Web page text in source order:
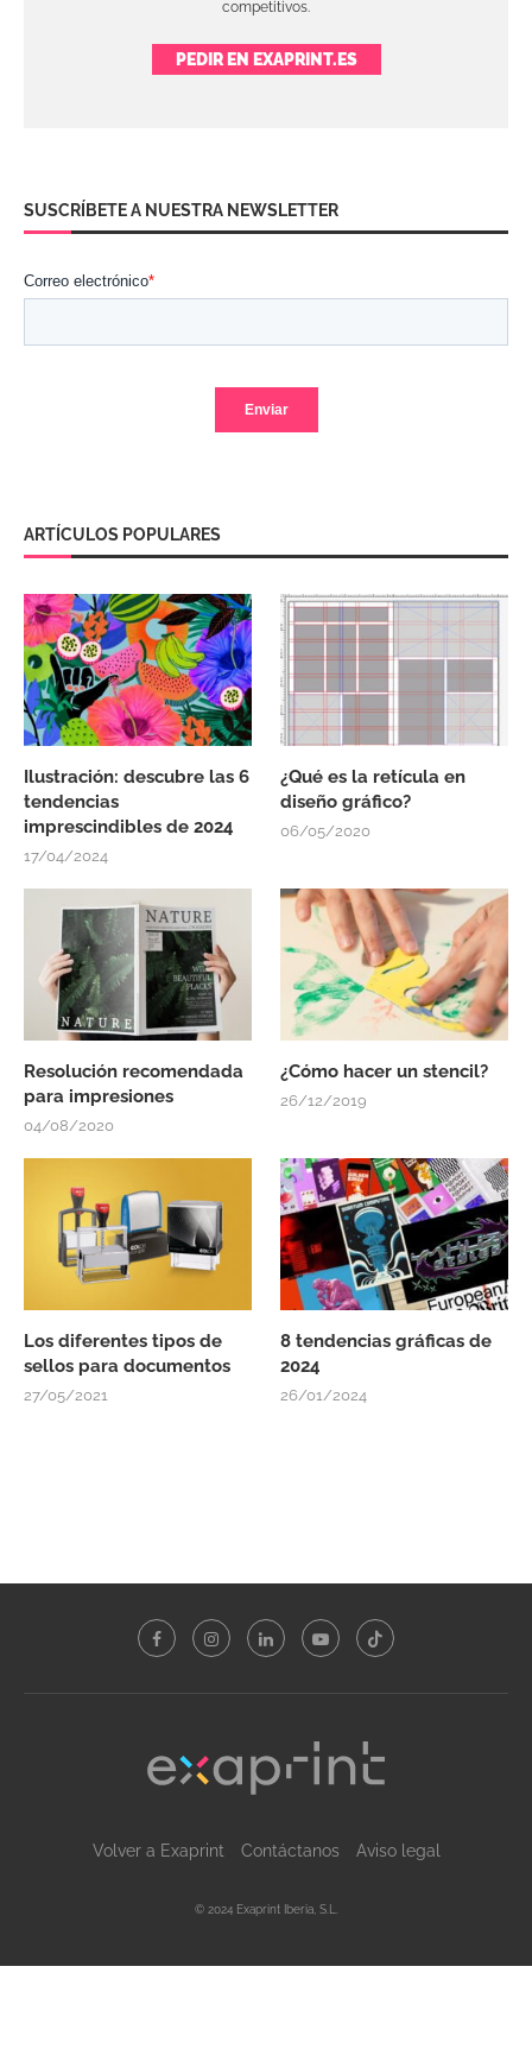
competitivos.
PEDIR EN EXAPRINT.ES
SUSCRÍBETE A NUESTRA NEWSLETTER
ARTÍCULOS POPULARES
Ilustración: descubre las 6
tendencias
imprescindibles de 2024
17/04/2024
¿Qué es la retícula en
diseño gráfico?
06/05/2020
Resolución recomendada
para impresiones
04/08/2020
¿Cómo hacer un stencil?
26/12/2019
Los diferentes tipos de
sellos para documentos
27/05/2021
8 tendencias gráficas de
2024
26/01/2024
Volver a Exaprint Contáctanos Aviso legal
© 2024 Exaprint Iberia, S.L.